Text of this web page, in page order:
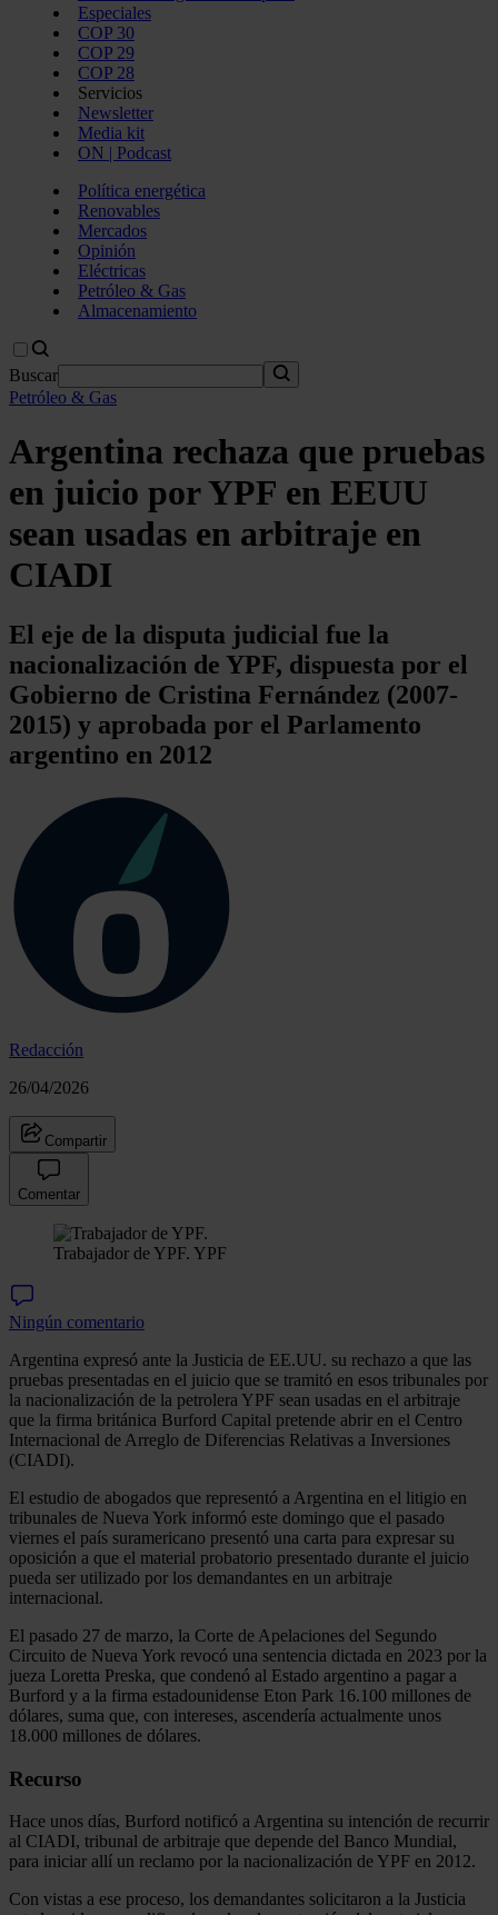
Especiales
COP 30
COP 29
COP 28
Servicios
Newsletter
Media kit
ON | Podcast
Política energética
Renovables
Mercados
Opinión
Eléctricas
Petróleo & Gas
Almacenamiento
Buscar
Petróleo & Gas
Argentina rechaza que pruebas
en juicio por YPF en EEUU
sean usadas en arbitraje en
CIADI
El eje de la disputa judicial fue la
nacionalización de YPF, dispuesta por el
Gobierno de Cristina Fernández (2007-
2015) y aprobada por el Parlamento
argentino en 2012
Redacción
26/04/2026
Compartir
Comentar
Trabajador de YPF. YPF
Ningún comentario
Argentina expresó ante la Justicia de EE.UU. su rechazo a que las
pruebas presentadas en el juicio que se tramitó en esos tribunales por
la nacionalización de la petrolera YPF sean usadas en el arbitraje
que la firma británica Burford Capital pretende abrir en el Centro
Internacional de Arreglo de Diferencias Relativas a Inversiones
(CIADI).
El estudio de abogados que representó a Argentina en el litigio en
tribunales de Nueva York informó este domingo que el pasado
viernes el país suramericano presentó una carta para expresar su
oposición a que el material probatorio presentado durante el juicio
pueda ser utilizado por los demandantes en un arbitraje
internacional.
El pasado 27 de marzo, la Corte de Apelaciones del Segundo
Circuito de Nueva York revocó una sentencia dictada en 2023 por la
jueza Loretta Preska, que condenó al Estado argentino a pagar a
Burford y a la firma estadounidense Eton Park 16.100 millones de
dólares, suma que, con intereses, ascendería actualmente unos
18.000 millones de dólares.
Recurso
Hace unos días, Burford notificó a Argentina su intención de recurrir
al CIADI, tribunal de arbitraje que depende del Banco Mundial,
para iniciar allí un reclamo por la nacionalización de YPF en 2012.
Con vistas a ese proceso, los demandantes solicitaron a la Justicia